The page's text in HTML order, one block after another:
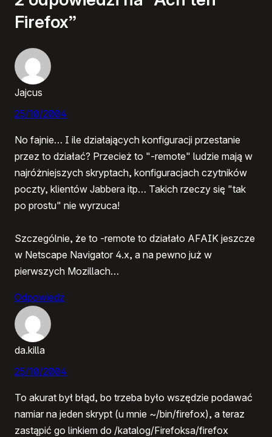
Firefox”
Jajcus
25/10/2004
No fajnie… I ile działających konfiguracji przestanie
przez to działać? Przecież to "-remote" ludzie mają w
najróżniejszych skryptach, konfiguracjach czytników
poczty, klientów Jabbera itp… Takich rzeczy się "tak
po prostu" nie wyrzuca!
Szczególnie, że to -remote to działało AFAIK jeszcze
w Netscape Navigator 4.x, a na pewno już w
pierwszych Mozillach…
Odpowiedz
da.killa
25/10/2004
To akurat był błąd, bo trzeba było wszędzie podawać
namiar na jeden skrypt (u mnie ~/bin/firefox), a teraz
zastąpić go linkiem do /katalog/Firefoksa/firefox